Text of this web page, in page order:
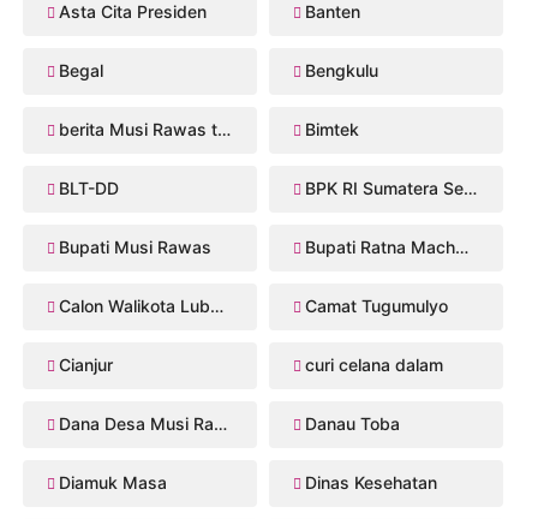
Asta Cita Presiden Banten
Begal Bengkulu
berita Musi Rawas terbaru Bimtek
BLT-DD BPK RI Sumatera Selatan
Bupati Musi Rawas Bupati Ratna Machmud
Calon Walikota Lubuklinggau Camat Tugumulyo
Cianjur curi celana dalam
Dana Desa Musi Rawas Danau Toba
Diamuk Masa Dinas Kesehatan